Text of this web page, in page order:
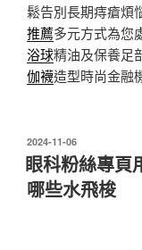
鬆告別長期痔瘡煩
推薦多元方式為您
浴球精油及保養足
伽襪造型時尚金融
發
佈
於
2024-11-06
眼科粉絲專頁
哪些水飛梭